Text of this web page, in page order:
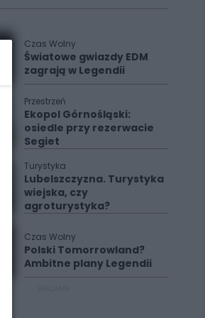
Czas Wolny
Światowe gwiazdy EDM
zagrają w Legendii
Przestrzeń
Ekopol Górnośląski:
osiedle przy rezerwacie
Segiet
Turystyka
Lubelszczyzna. Turystyka
wiejska, czy
agroturystyka?
Czas Wolny
Polski Tomorrowland?
Ambitne plany Legendii